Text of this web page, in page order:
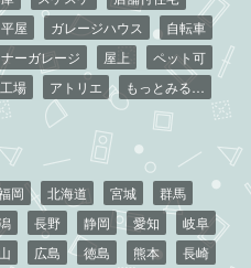
平屋 ガレージハウス
自転車
ーガレージ 屋上
ペット可
工場 アトリエ もっとみる…
岡 北海道 宮城
群馬
長野 静岡 愛知
岐阜
広島 徳島 熊本
長崎